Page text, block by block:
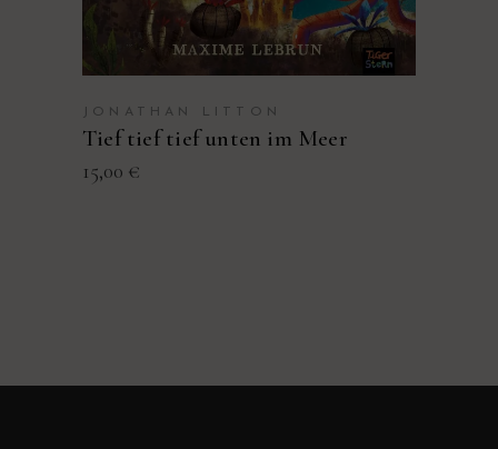
JONATHAN LITTON
Tief tief tief unten im Meer
15,00 €